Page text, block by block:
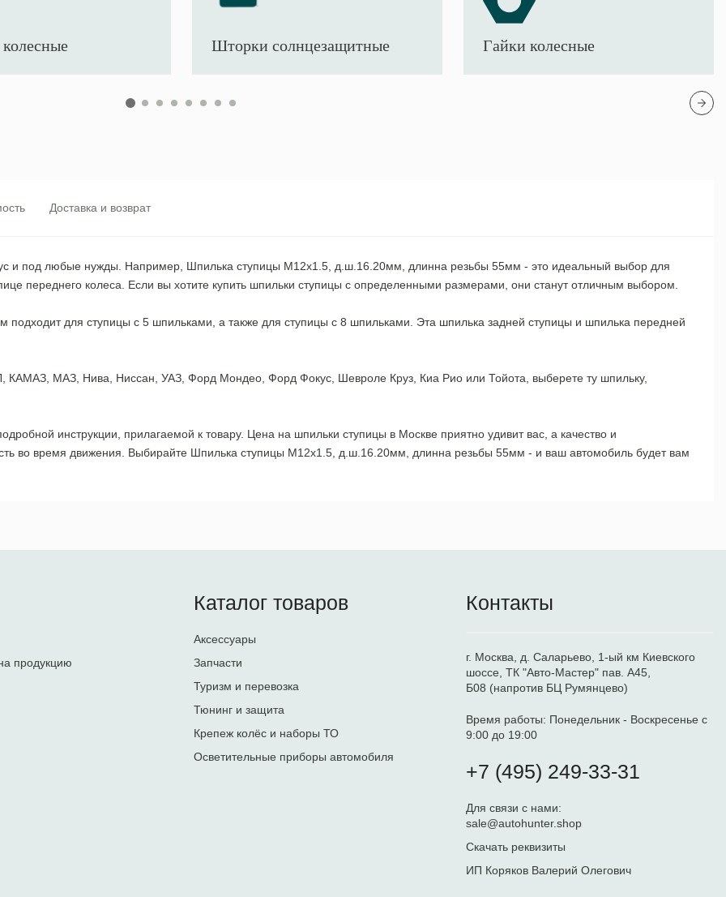
Шторки солнцезащитные Гайки колесные
Доставка и возврат
и под любые нужды. Например, Шпилька ступицы М12х1.5, д.ш.16.20мм, длинна резьбы 55мм - это идеальный выбор для
переднего колеса. Если вы хотите купить шпильки ступицы с определенными размерами, они станут отличным выбором.
для ступицы с 5 шпильками, а также для ступицы с 8 шпильками. Эта шпилька задней ступицы и шпилька передней
КАМАЗ, МАЗ, Нива, Ниссан, УАЗ, Форд Мондео, Форд Фокус, Шевроле Круз, Киа Рио или Тойота, выберете ту шпильку,
инструкции, прилагаемой к товару. Цена на шпильки ступицы в Москве приятно удивит вас, а качество и
во время движения. Выбирайте Шпилька ступицы М12х1.5, д.ш.16.20мм, длинна резьбы 55мм - и ваш автомобиль будет вам
продукцию
Каталог товаров
Аксессуары
Запчасти
Туризм и перевозка
Тюнинг и защита
Крепеж колёс и наборы ТО
Осветительные приборы автомобиля
Контакты
г. Москва, д. Саларьево, 1-ый км Киевского
шоссе, ТК "Авто-Мастер" пав. А45,
Б08 (напротив БЦ Румянцево)
Время работы: Понедельник - Воскресенье с
9:00 до 19:00
+7 (495) 249-33-31
Для связи с нами:
sale@autohunter.shop
Скачать реквизиты
ИП Коряков Валерий Олегович